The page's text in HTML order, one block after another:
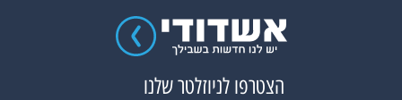
הצטרפו לניוזלטר שלנו